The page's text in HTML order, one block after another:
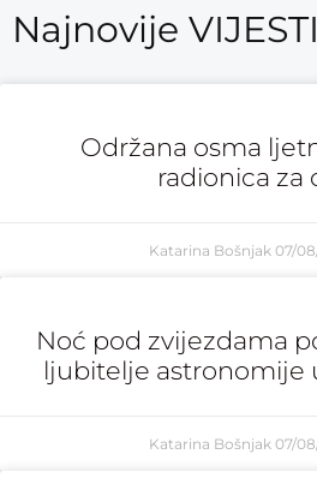
Najnovije VIJESTI
Održana osma
radionica za
Katarina Bošnjak 07/
Noć pod zvijezdama
ljubitelje astronomije
Katarina Bošnjak 07/